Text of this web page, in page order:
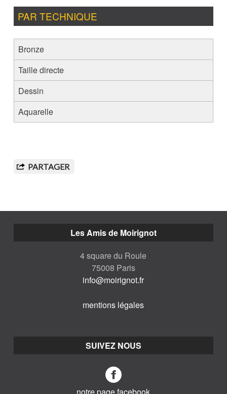
PAR TECHNIQUE
Bronze
Taille directe
Dessin
Aquarelle
PARTAGER
Les Amis de Moirignot
4 square du Roule
75008 Paris
info@moirignot.fr
mentions légales
SUIVEZ NOUS